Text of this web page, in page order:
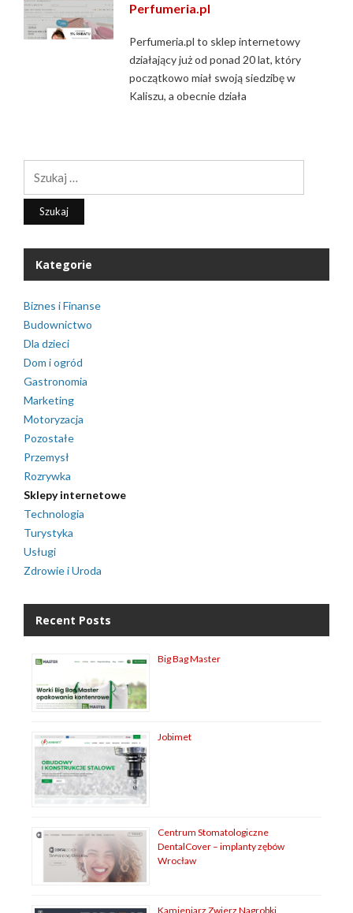
Perfumeria.pl
Perfumeria.pl to sklep internetowy
działający już od ponad 20 lat, który
początkowo miał swoją siedzibę w
Kaliszu, a obecnie działa
Kategorie
Biznes i Finanse
Budownictwo
Dla dzieci
Dom i ogród
Gastronomia
Marketing
Motoryzacja
Pozostałe
Przemysł
Rozrywka
Sklepy internetowe
Technologia
Turystyka
Usługi
Zdrowie i Uroda
Recent Posts
Big Bag Master
Jobimet
Centrum Stomatologiczne
DentalCover – implanty zębów
Wrocław
Kamieniarz Zwierz Nagrobki